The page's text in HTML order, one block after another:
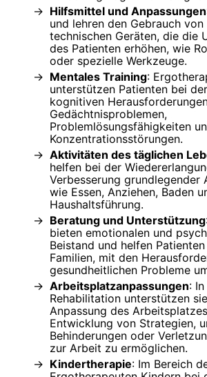
Hilfsmittel und Anpassungen
und lehren den Gebrauch
technischen Geräten, die die
des Patienten erhöhen, wie
oder spezielle Werkzeuge.
Mentales Training:
unterstützen Patienten bei
kognitiven
Gedächtnisproblemen,
Problemlösungsfähigkeiten
Konzentrationsstörungen.
Aktivitäten des täglichen
helfen bei der
Verbesserung
wie Essen, Anziehen, Baden
Haushaltsführung.
Beratung und Unterstützung
bieten emotionalen und
Beistand und helfen
Familien, mit den
gesundheitlichen Probleme
Arbeitsplatzanpassungen:
Rehabilitation unterstützen
Anpassung des
Entwicklung von Strategien,
Behinderungen oder
zur Arbeit zu ermöglichen.
Kindertherapie: Im Bereich